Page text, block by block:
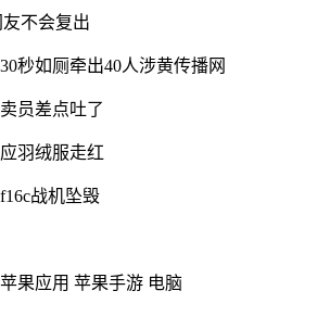
不会复出
秒如厕牵出40人涉黄传播网
员差点吐了
羽绒服走红
战机坠毁
苹果应用 苹果手游 电脑